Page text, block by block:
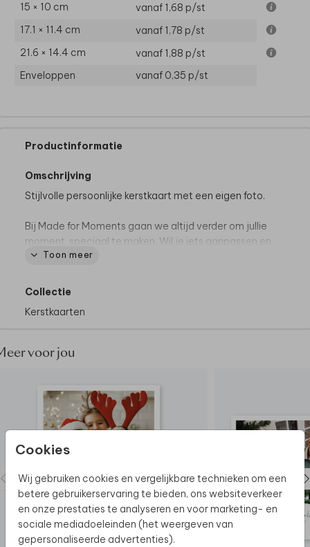
Cookies
Wij gebruiken cookies en vergelijkbare technieken om een
betere gebruikerservaring te bieden, ons websiteverkeer
en onze prestaties te analyseren en voor marketing- en
sociale mediadoeleinden (het weergeven van
gepersonaliseerde advertenties).
15 × 10 cm
vanaf 1,68 p/st
17.1 × 11.4 cm
vanaf 1,78 p/st
21.6 × 14.4 cm
vanaf 1,88 p/st
Enveloppen
vanaf 0,35 p/st
Productinformatie
Omschrijving
Stijlvolle persoonlijke kerstkaart met een eigen foto.
Bij Made for Moments gaan we altijd verder om jullie
moment speciaal te maken. Wil je iets aanpassen en
staat deze optie er niet tussen? Neem dan
Toon meer
Collectie
Kerstkaarten
voor jou